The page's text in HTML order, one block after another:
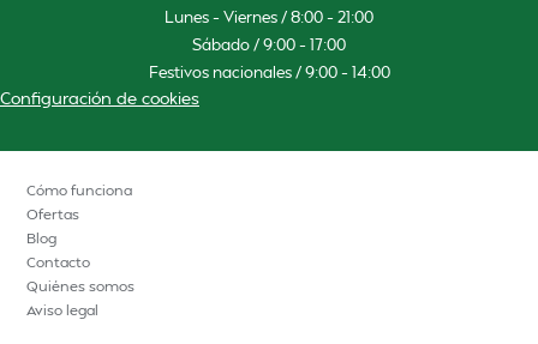
Lunes – Viernes / 8:00 – 21:00
Sábado / 9:00 – 17:00
Festivos nacionales / 9:00 – 14:00
Configuración de cookies
Cómo funciona
Ofertas
Blog
Contacto
Quiénes somos
Aviso legal